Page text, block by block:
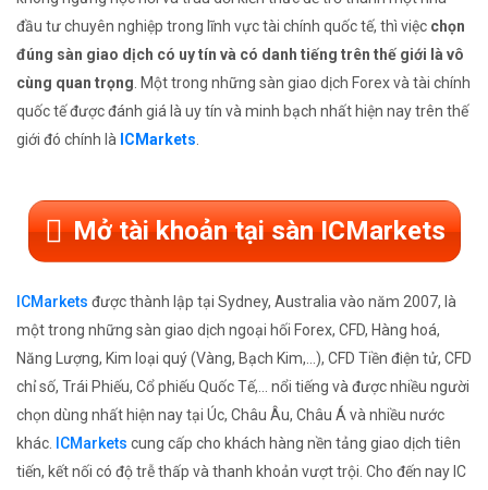
đầu tư chuyên nghiệp trong lĩnh vực tài chính quốc tế, thì việc chọn
đúng sàn giao dịch có uy tín và có danh tiếng trên thế giới là vô
cùng quan trọng. Một trong những sàn giao dịch Forex và tài chính
quốc tế được đánh giá là uy tín và minh bạch nhất hiện nay trên thế
giới đó chính là ICMarkets.
Mở tài khoản tại sàn ICMarkets
ICMarkets được thành lập tại Sydney, Australia vào năm 2007, là
một trong những sàn giao dịch ngoại hối Forex, CFD, Hàng hoá,
Năng Lượng, Kim loại quý (Vàng, Bạch Kim,...), CFD Tiền điện tử, CFD
chỉ số, Trái Phiếu, Cổ phiếu Quốc Tế,... nổi tiếng và được nhiều người
chọn dùng nhất hiện nay tại Úc, Châu Âu, Châu Á và nhiều nước
khác. ICMarkets cung cấp cho khách hàng nền tảng giao dịch tiên
tiến, kết nối có độ trễ thấp và thanh khoản vượt trội. Cho đến nay IC